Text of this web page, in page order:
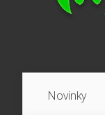
Novinky